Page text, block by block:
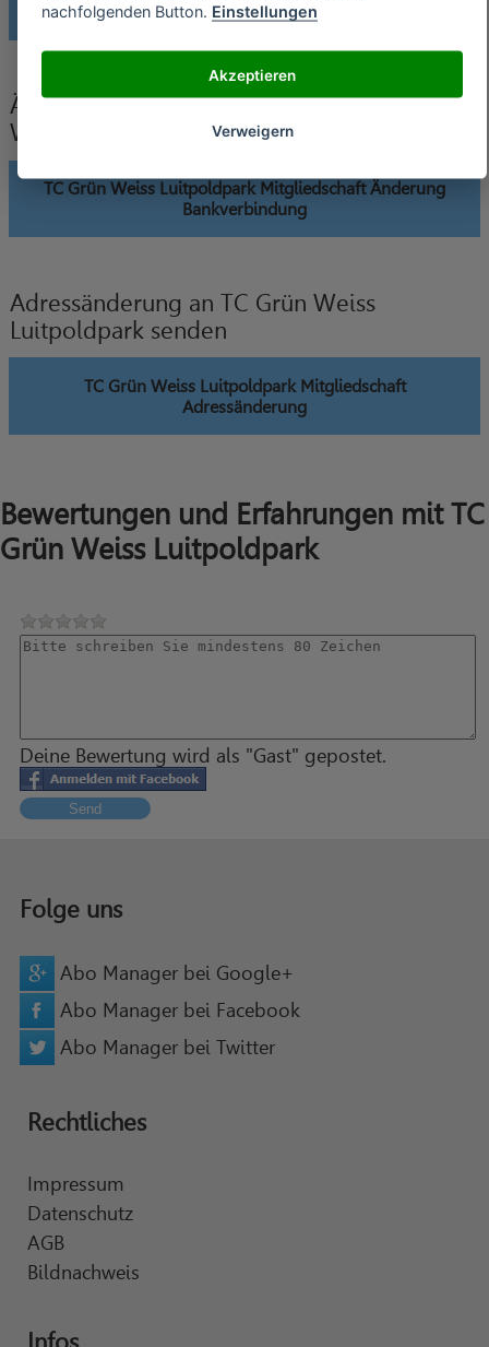
TC Grün Weiss Luitpoldpark Mitgliedschaft widerrufen
Änderung der Bankverbindung an TC Grün
Weiss Luitpoldpark senden
TC Grün Weiss Luitpoldpark Mitgliedschaft Änderung
Bankverbindung
Adressänderung an TC Grün Weiss
Luitpoldpark senden
TC Grün Weiss Luitpoldpark Mitgliedschaft
Adressänderung
Bewertungen und Erfahrungen mit TC
Grün Weiss Luitpoldpark
Deine Bewertung wird als "Gast" gepostet.
Send
Folge uns
Abo Manager bei Google+
Abo Manager bei Facebook
Abo Manager bei Twitter
Rechtliches
Impressum
Datenschutz
AGB
Bildnachweis
nachfolgenden Button. Einstellungen
Akzeptieren
Verweigern